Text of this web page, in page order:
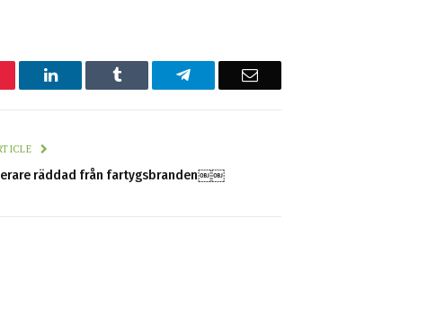
LinkedIn Tumblr Telegram Email
räddad från fartygsbranden￼￼